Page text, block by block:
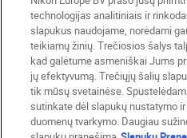
technologijas analitiniais ir
slapukus naudojame, norėdami
teikiamų žinių. Trečiosios šalys
kad galėtume asmeniškai Jums
jų efektyvumą. Trečiųjų šalių
tik mūsų svetainėse.
sutinkate dėl slapukų nustatymo
duomenų tvarkymo. Daugiau